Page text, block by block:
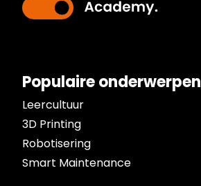
Populaire onderwerpen
Leercultuur
3D Printing
Robotisering
Smart Maintenance